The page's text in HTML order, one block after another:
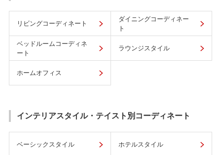
リビングコーディネート
ダイニングコーディネー
ト
ベッドルームコーディネ
ート
ラウンジスタイル
ホームオフィス
インテリアスタイル・テイスト別コーディネート
ベーシックスタイル ホテルスタイル